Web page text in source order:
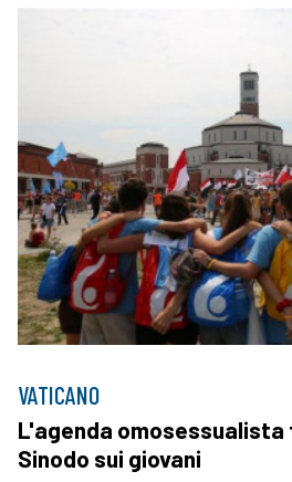
VATICANO
L'agenda omosessualista
Sinodo sui giovani